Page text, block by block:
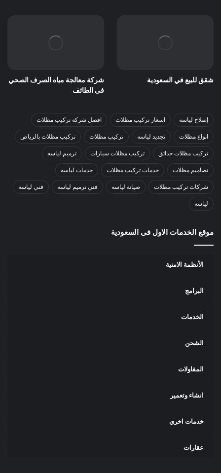
شقق للبيع في السعودية
شركة معالجة مياه الصرف الصحي
فى الطائف
إصلاح لياسه اسعار تركيب مظلات افضل شركة تركيب مظلات
انواع مظلات تجديد لياسه تركيب مظلات تركيب مظلات بالرياض
تركيب مظلات حدائق تركيب مظلات سيارات ترميم لياسه
تصاميم مظلات خدمات تركيب مظلات خدمات لياسه
شركات تركيب مظلات صيانة لياسه فني ترميم لياسه فني لياسه
لياسه
موقع الخدمات الاول فى السعودية
الأنظمة الامنية
البرامج
الخدمات
الشحن
المقاولات
انشاء وتعمير
خدمات اخري
عقارات